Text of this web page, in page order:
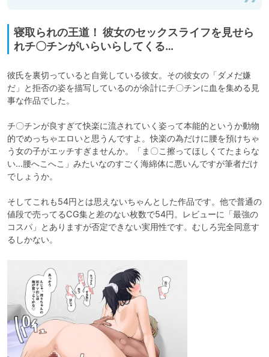
寝取られの王道！ 彼女のセックスライフを見せら
れチ〇チンがいらいらしてくる…
彼氏を裏切っていると自覚している彼女。その彼女の「ダメだ嫌
だ」と拒否の姿を描写しているのが余計にチ〇チンに血を集める見
事な作品でした。
チ〇チンが良すぎて快楽に流されていく姿って本能的というか動物
的でめっちゃエロいと思うんですよ。快楽の為だけに腰を預けちゃ
う女の子がエッチすぎませんか。「ま〇こ擦ってほしくてたまらな
い…腰へこへこ」みたいなのすごく海綿体に悪いんですが筆者だけ
でしょうか。
そしてこれも54円とは思えないちゃんとした作品です。他で普通の
値段で売ってるCG集と差のない枚数で54円。レビューに「最強の
コスパ」とありますが否定できない実用性です。むしろ完全同意す
るしかない。